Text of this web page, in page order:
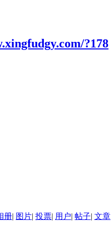
?178
册| 图片| 投票| 用户| 帖子| 文章